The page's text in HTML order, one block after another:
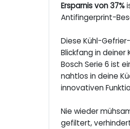
Ersparnis von 37%
Antifingerprint-
Diese Kühl-
Blickfang in deiner
Bosch Serie 6 ist
nahtlos in deine
innovativen
Nie wieder
gefiltert,